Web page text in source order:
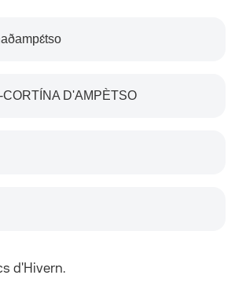
CORTÍNA D'AMPÈTSO
d'Hivern.